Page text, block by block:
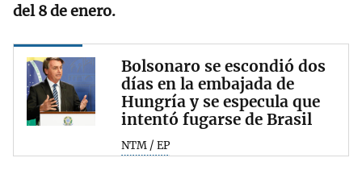
del 8 de enero.
Bolsonaro se escondió dos
días en la embajada de
Hungría y se especula que
intentó fugarse de Brasil
NTM / EP